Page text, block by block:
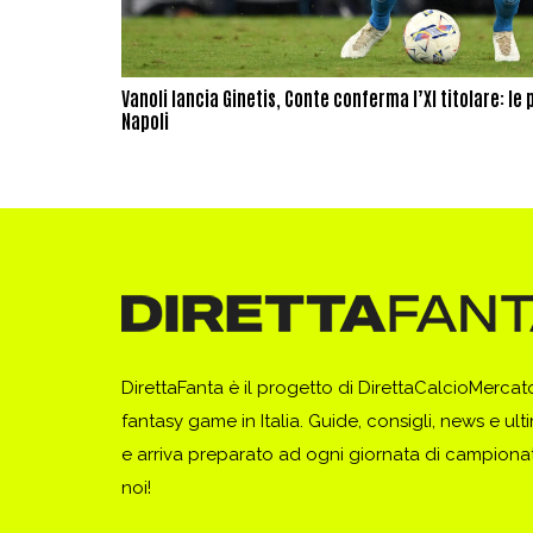
Vanoli lancia Ginetis, Conte conferma l’XI titolare:
Napoli
DirettaFanta è il progetto di
fantasy game in Italia. Guide, consigli, news e
e arriva preparato ad ogni giornata di
noi!